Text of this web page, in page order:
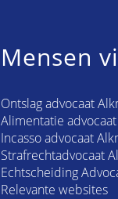
Mensen
Ontslag advocaat
Alimentatie
Incasso advocaat
Strafrechtadvocaat
Echtscheiding
Relevante websites